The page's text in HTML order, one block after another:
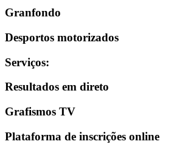
Granfondo
Desportos motorizados
Serviços:
Resultados em direto
Grafismos TV
Plataforma de inscrições online